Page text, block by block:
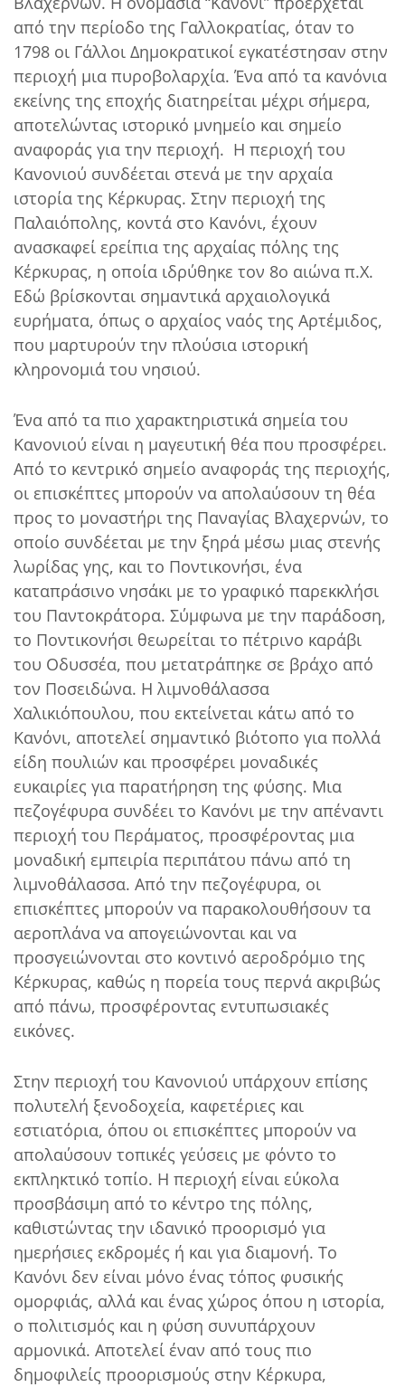
από την περίοδο της Γαλλοκρατίας, όταν το
1798 οι Γάλλοι Δημοκρατικοί εγκατέστησαν στην
περιοχή μια πυροβολαρχία. Ένα από τα κανόνια
εκείνης της εποχής διατηρείται μέχρι σήμερα,
αποτελώντας ιστορικό μνημείο και σημείο
αναφοράς για την περιοχή. Η περιοχή του
Κανονιού συνδέεται στενά με την αρχαία
ιστορία της Κέρκυρας. Στην περιοχή της
Παλαιόπολης, κοντά στο Κανόνι, έχουν
ανασκαφεί ερείπια της αρχαίας πόλης της
Κέρκυρας, η οποία ιδρύθηκε τον 8ο αιώνα π.Χ.
Εδώ βρίσκονται σημαντικά αρχαιολογικά
ευρήματα, όπως ο αρχαίος ναός της Αρτέμιδος,
που μαρτυρούν την πλούσια ιστορική
κληρονομιά του νησιού.
Ένα από τα πιο χαρακτηριστικά σημεία του
Κανονιού είναι η μαγευτική θέα που προσφέρει.
Από το κεντρικό σημείο αναφοράς της περιοχής,
οι επισκέπτες μπορούν να απολαύσουν τη θέα
προς το μοναστήρι της Παναγίας Βλαχερνών, το
οποίο συνδέεται με την ξηρά μέσω μιας στενής
λωρίδας γης, και το Ποντικονήσι, ένα
καταπράσινο νησάκι με το γραφικό παρεκκλήσι
του Παντοκράτορα. Σύμφωνα με την παράδοση,
το Ποντικονήσι θεωρείται το πέτρινο καράβι
του Οδυσσέα, που μετατράπηκε σε βράχο από
τον Ποσειδώνα. Η λιμνοθάλασσα
Χαλικιόπουλου, που εκτείνεται κάτω από το
Κανόνι, αποτελεί σημαντικό βιότοπο για πολλά
είδη πουλιών και προσφέρει μοναδικές
ευκαιρίες για παρατήρηση της φύσης. Μια
πεζογέφυρα συνδέει το Κανόνι με την απέναντι
περιοχή του Περάματος, προσφέροντας μια
μοναδική εμπειρία περιπάτου πάνω από τη
λιμνοθάλασσα. Από την πεζογέφυρα, οι
επισκέπτες μπορούν να παρακολουθήσουν τα
αεροπλάνα να απογειώνονται και να
προσγειώνονται στο κοντινό αεροδρόμιο της
Κέρκυρας, καθώς η πορεία τους περνά ακριβώς
από πάνω, προσφέροντας εντυπωσιακές
εικόνες.
Στην περιοχή του Κανονιού υπάρχουν επίσης
πολυτελή ξενοδοχεία, καφετέριες και
εστιατόρια, όπου οι επισκέπτες μπορούν να
απολαύσουν τοπικές γεύσεις με φόντο το
εκπληκτικό τοπίο. Η περιοχή είναι εύκολα
προσβάσιμη από το κέντρο της πόλης,
καθιστώντας την ιδανικό προορισμό για
ημερήσιες εκδρομές ή και για διαμονή. Το
Κανόνι δεν είναι μόνο ένας τόπος φυσικής
ομορφιάς, αλλά και ένας χώρος όπου η ιστορία,
ο πολιτισμός και η φύση συνυπάρχουν
αρμονικά. Αποτελεί έναν από τους πιο
δημοφιλείς προορισμούς στην Κέρκυρα,